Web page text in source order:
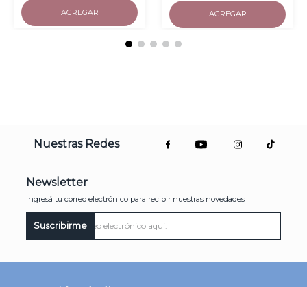
AGREGAR AGREGAR
Nuestras Redes
Newsletter
Ingresá tu correo electrónico para recibir nuestras novedades
Suscribirme